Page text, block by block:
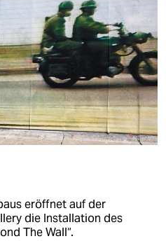
eröffnet auf der
die Installation des
The Wall“.